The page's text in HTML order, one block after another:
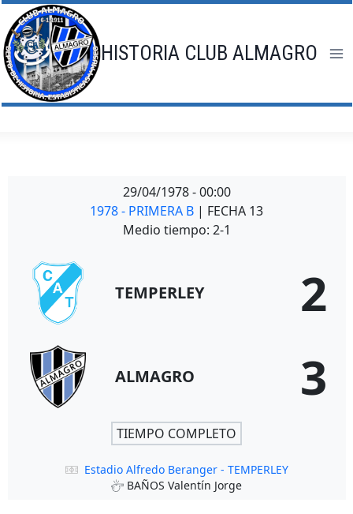
Saltar
al
contenido
HISTORIA CLUB ALMAGRO
29/04/1978 - 00:00
1978 - PRIMERA B | FECHA 13
Medio tiempo: 2-1
TEMPERLEY 2
ALMAGRO 3
TIEMPO COMPLETO
Estadio Alfredo Beranger - TEMPERLEY
BAÑOS Valentín Jorge